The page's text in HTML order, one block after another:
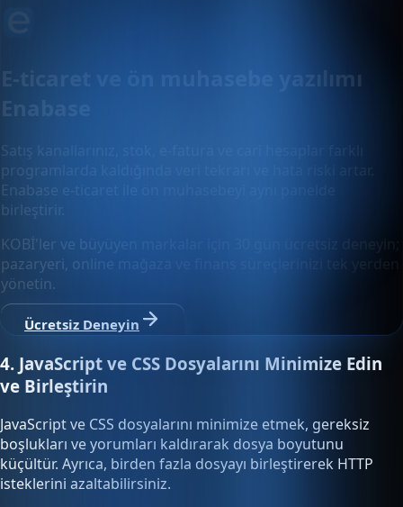
E-ticaret ve ön muhasebe yazılımı
Enabase
Satış kanallarınız, stok, e-fatura ve cari hesaplar farklı
programlarda kaldığında veri tekrarı ve hata riski artar.
Enabase e-ticaret ile ön muhasebeyi aynı panelde
birleştirir.
KOBİ'ler ve büyüyen markalar için 30 gün ücretsiz deneyin;
pazaryeri, online mağaza ve finans süreçlerinizi tek yerden
yönetin.
Ücretsiz Deneyin
4. JavaScript ve CSS Dosyalarını Minimize Edin
ve Birleştirin
JavaScript ve CSS dosyalarını minimize etmek, gereksiz
boşlukları ve yorumları kaldırarak dosya boyutunu
küçültür. Ayrıca, birden fazla dosyayı birleştirerek HTTP
isteklerini azaltabilirsiniz.